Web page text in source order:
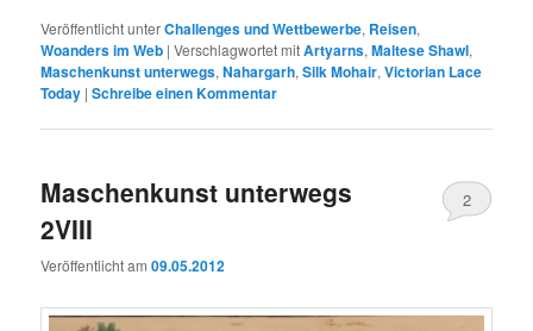
Veröffentlicht unterChallenges und Wettbewerbe, Reisen,
Woanders im Web |Verschlagwortet mitArtyarns,Maltese Shawl,
Maschenkunst unterwegs,Nahargarh,Silk Mohair,Victorian Lace
Today |Schreibe einen Kommentar
Maschenkunst unterwegs
2VIII
Veröffentlicht am09.05.2012
2